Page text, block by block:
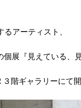
アーティスト、
個展『見えている、
３階ギャラリーにて